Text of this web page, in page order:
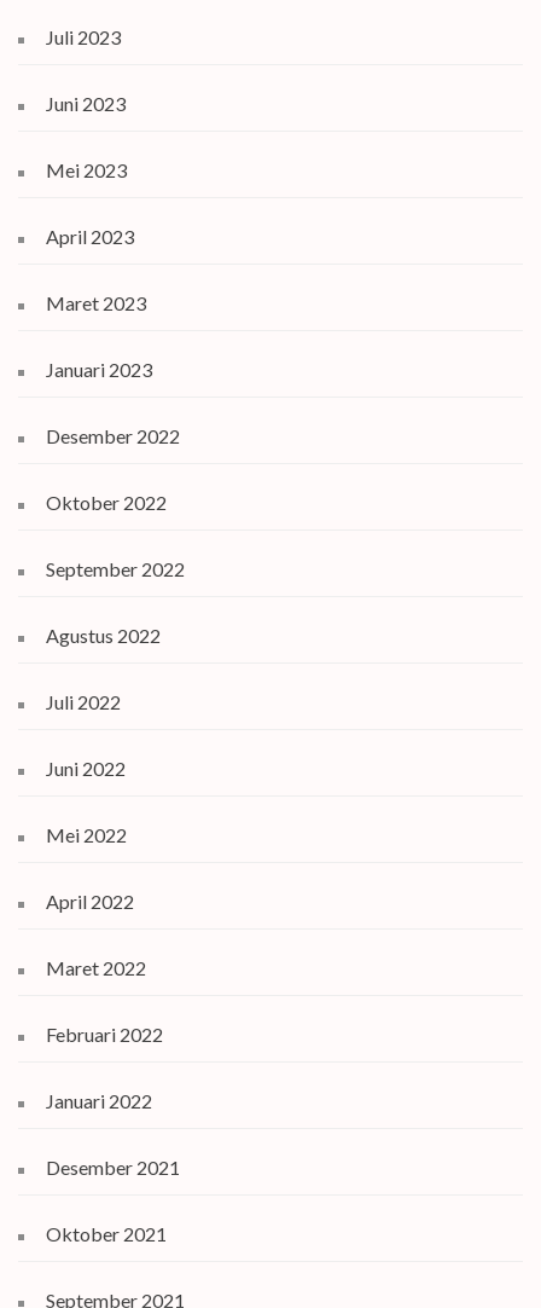
Juli 2023
Juni 2023
Mei 2023
April 2023
Maret 2023
Januari 2023
Desember 2022
Oktober 2022
September 2022
Agustus 2022
Juli 2022
Juni 2022
Mei 2022
April 2022
Maret 2022
Februari 2022
Januari 2022
Desember 2021
Oktober 2021
September 2021